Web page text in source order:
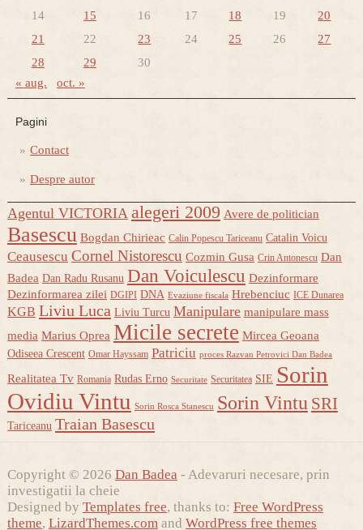
14
15 16 17 18 19
20
21
22 23 24 25 26
27
28
29 30
« aug. oct. »
Pagini
Contact
Despre autor
Agentul VICTORIA alegeri 2009 Avere de politician
Basescu Bogdan Chirieac Calin Popescu Tariceanu Catalin Voicu
Ceausescu Cornel Nistorescu Cozmin Gusa Crin Antonescu Dan
Badea Dan Radu Rusanu Dan Voiculescu Dezinformare
Dezinformarea zilei DGIPI DNA Evaziune fiscala Hrebenciuc ICE Dunarea
KGB Liviu Luca Liviu Turcu Manipulare manipulare mass
media Marius Oprea Micile secrete Mircea Geoana
Odiseea Crescent Omar Hayssam Patriciu proces Razvan Petrovici Dan Badea
Realitatea Tv Romania Rudas Erno Securitate Securitatea SIE Sorin
Ovidiu Vintu Sorin Rosca Stanescu Sorin Vintu SRI
Tariceanu Traian Basescu
Copyright © 2026 Dan Badea - Adevaruri necesare, prin
investigatii la cheie
Designed by Templates free, thanks to: Free WordPress
theme, LizardThemes.comand WordPress free themes